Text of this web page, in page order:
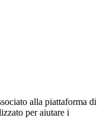
alla piattaforma di
per aiutare i